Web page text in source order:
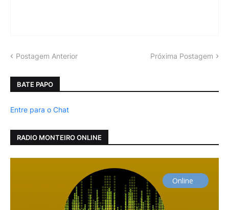
Postagem Anterior Próxima Postagem
BATE PAPO
Entre para o Chat
RADIO MONTEIRO ONLINE